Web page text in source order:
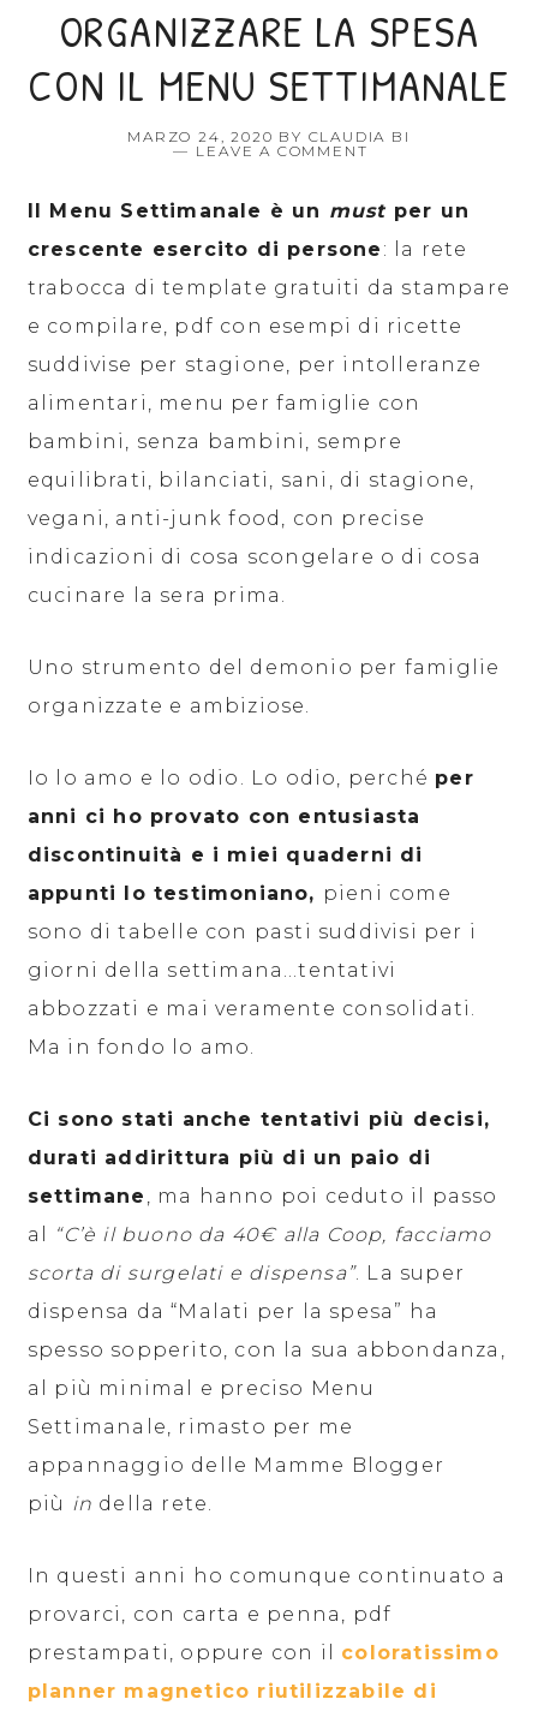
ORGANIZZARE LA SPESA
CON IL MENU SETTIMANALE
MARZO 24, 2020 BY CLAUDIA BI
LEAVE A COMMENT
Il Menu Settimanale è un must per un
crescente esercito di persone : la rete
trabocca di template gratuiti da stampare
e compilare, pdf con esempi di ricette
suddivise per stagione, per intolleranze
alimentari, menu per famiglie con
bambini, senza bambini, sempre
equilibrati, bilanciati, sani, di stagione,
vegani, anti-junk food, con precise
indicazioni di cosa scongelare o di cosa
cucinare la sera prima.
Uno strumento del demonio per famiglie
organizzate e ambiziose.
Io lo amo e lo odio. Lo odio, perché per
anni ci ho provato con entusiasta
discontinuità e i miei quaderni di
appunti lo testimoniano, pieni come
sono di tabelle con pasti suddivisi per i
giorni della settimana…tentativi
abbozzati e mai veramente consolidati.
Ma in fondo lo amo.
Ci sono stati anche tentativi più decisi,
durati addirittura più di un paio di
settimane , ma hanno poi ceduto il passo
al
“C’è il buono da 40€ alla Coop, facciamo
scorta di surgelati e dispensa”. La super
dispensa da “Malati per la spesa” ha
spesso sopperito, con la sua abbondanza,
al più minimal e preciso Menu
Settimanale, rimasto per me
appannaggio delle Mamme Blogger
più in della rete.
In questi anni ho comunque continuato a
provarci, con carta e penna, pdf
prestampati, oppure con il coloratissimo
planner magnetico riutilizzabile di